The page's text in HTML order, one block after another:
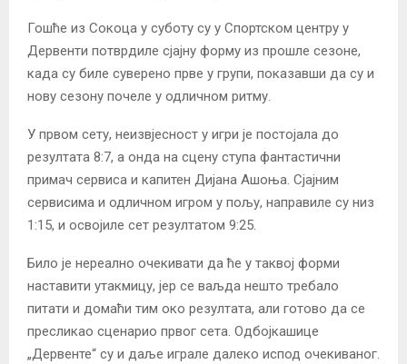
Гошће из Сокоца у суботу су у Спортском центру у
Дервенти потврдиле сјајну форму из прошле сезоне,
када су биле суверено прве у групи, показавши да су и
нову сезону почеле у одличном ритму.
У првом сету, неизвјесност у игри је постојала до
резултата 8:7, а онда на сцену ступа фантастични
примач сервиса и капитен Дијана Ашоња. Сјајним
сервисима и одличном игром у пољу, направиле су низ
1:15, и освојиле сет резултатом 9:25.
Било је нереално очекивати да ће у таквој форми
наставити утакмицу, јер се ваљда нешто требало
питати и домаћи тим око резултата, али готово да се
пресликао сценарио првог сета. Одбојкашице
„Дервенте“ су и даље играле далеко испод очекиваног.